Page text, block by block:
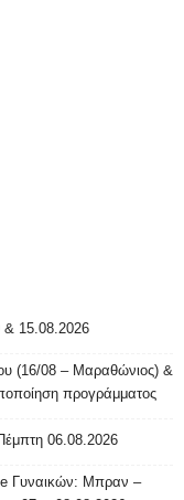
& 15.08.2026
(16/08 – Μαραθώνιος) &
προγράμματος
06.08.2026
Γυναικών: Μπραν –